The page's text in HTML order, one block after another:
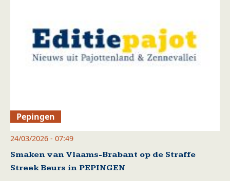
Pepingen
24/03/2026 - 07:49
Smaken van Vlaams-Brabant op de Straffe
Streek Beurs in PEPINGEN